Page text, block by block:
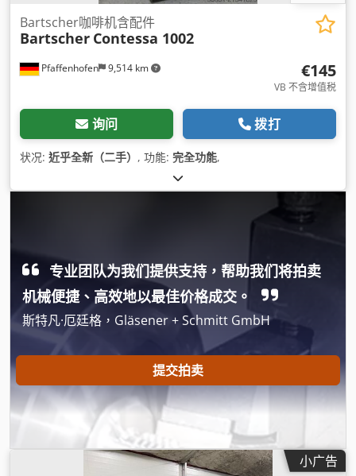
Pfaffenhofen 9,514 km
Bartscher咖啡机含配件
Bartscher Contessa 1002
€145
VB 不含增值税
询问 拨打
状况: 近乎全新（二手） , 功能: 完全功能,
专业团队为我们提供支持，帮助我们将拍卖
机械便捷、高效地以最佳价格成交。
斯特凡·厄廷格，Gläsener + Schmitt GmbH
提交拍卖
小广告